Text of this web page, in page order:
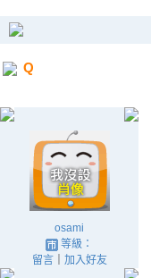
Q
osami
等級：
留言｜ 加入好友